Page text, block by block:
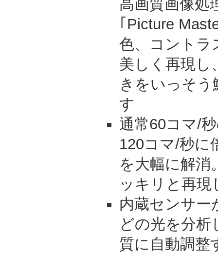
高画質画像処
｢Picture
色、コントラ
美しく再現し
きをいっそ
す
通常60コマ/
120コマ/秒に
を大幅に解消
ッキリと再現
内蔵センサー
どの光を分析
質に自動調整